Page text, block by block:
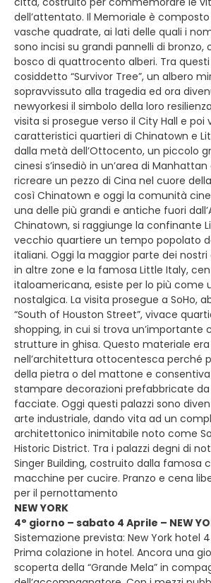
dell’attentato. Il Memoriale è
vasche quadrate, ai lati delle quali i
sono incisi su grandi pannelli di
bosco di quattrocento alberi. Tra questi
cosiddetto “Survivor Tree”, un albero
sopravvissuto alla tragedia ed ora
newyorkesi il simbolo della loro
visita si prosegue verso il City Hall e poi
caratteristici quartieri di Chinatown e
dalla metà dell’Ottocento, un piccolo
cinesi s’insediò in un’area di
ricreare un pezzo di Cina nel cuore
così Chinatown e oggi la comunità
una delle più grandi e antiche fuori
Chinatown, si raggiunge la confinante
vecchio quartiere un tempo popolato
italiani. Oggi la maggior parte dei nostri
in altre zone e la famosa Little Italy,
italoamericana, esiste per lo più come
nostalgica. La visita prosegue a SoHo,
“South of Houston Street”, vivace
shopping, in cui si trova un’importante
strutture in ghisa. Questo materiale
nell’architettura ottocentesca perché
della pietra o del mattone e
stampare decorazioni prefabbricate
facciate. Oggi questi palazzi sono
arte industriale, dando vita ad un
architettonico inimitabile noto come
Historic District. Tra i palazzi degni di
Singer Building, costruito dalla famosa
macchine per cucire. Pranzo e cena
per il pernottamento
NEW YORK
4° giorno – sabato 4 Aprile – NEW
Sistemazione prevista: New York hotel
Prima colazione in hotel. Ancora una
scoperta della “Grande Mela” in